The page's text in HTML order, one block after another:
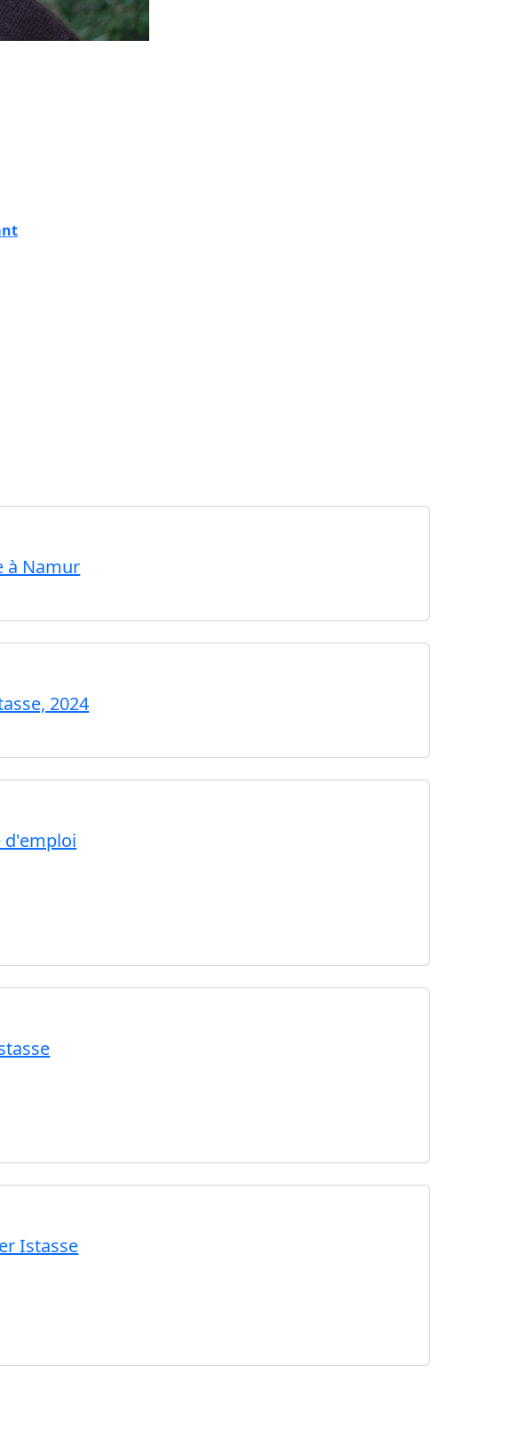
à Namur
2024
d'emploi
Istasse